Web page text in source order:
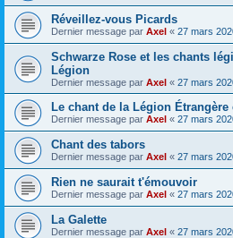
Réveillez-vous Picards
Dernier message par Axel « 27 mars
Schwarze Rose et les chants
Légion
Dernier message par Axel « 27 mars
Le chant de la Légion Étrangère
Dernier message par Axel « 27 mars
Chant des tabors
Dernier message par Axel « 27 mars
Rien ne saurait t'émouvoir
Dernier message par Axel « 27 mars
La Galette
Dernier message par Axel « 27 mars